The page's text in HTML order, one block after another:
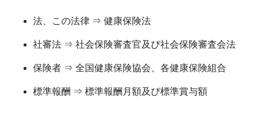
法、この法律 ⇒ 健康保険法
社審法 ⇒ 社会保険審査官及び社会保険審査会法
保険者 ⇒ 全国健康保険協会、各健康保険組合
標準報酬 ⇒ 標準報酬月額及び標準賞与額